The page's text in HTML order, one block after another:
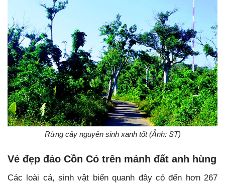
Rừng cây nguyên sinh xanh tốt (Ảnh: ST)
Vẻ đẹp đảo Cồn Cỏ trên mảnh đất anh hùng
Các loài cá, sinh vật biển quanh đây có đến hơn 267